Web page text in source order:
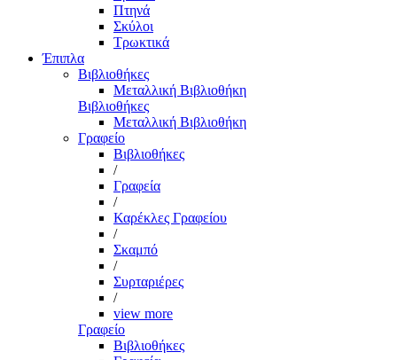
Πτηνά
Σκύλοι
Τρωκτικά
Έπιπλα
Βιβλιοθήκες
Μεταλλική Βιβλιοθήκη
Βιβλιοθήκες
Μεταλλική Βιβλιοθήκη
Γραφείο
Βιβλιοθήκες
/
Γραφεία
/
Καρέκλες Γραφείου
/
Σκαμπό
/
Συρταριέρες
/
view more
Γραφείο
Βιβλιοθήκες